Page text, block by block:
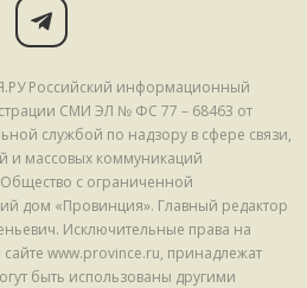
Российский информационный
СМИ ЭЛ № ФС 77 – 68463 от
службой по надзору в сфере связи,
и массовых коммуникаций
с ограниченной
дом «Провинция». Главный редактор
Исключительные права на
www.province.ru, принадлежат
быть использованы другими